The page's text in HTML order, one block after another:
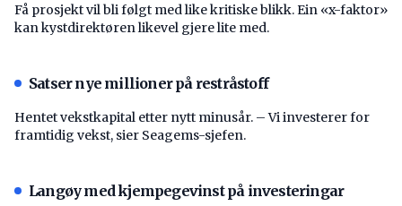
Få prosjekt vil bli følgt med like kritiske blikk. Ein «x-faktor»
kan kystdirektøren likevel gjere lite med.
Satser nye millioner på restråstoff
Hentet vekstkapital etter nytt minusår. – Vi investerer for
framtidig vekst, sier Seagems-sjefen.
Langøy med kjempegevinst på investeringar